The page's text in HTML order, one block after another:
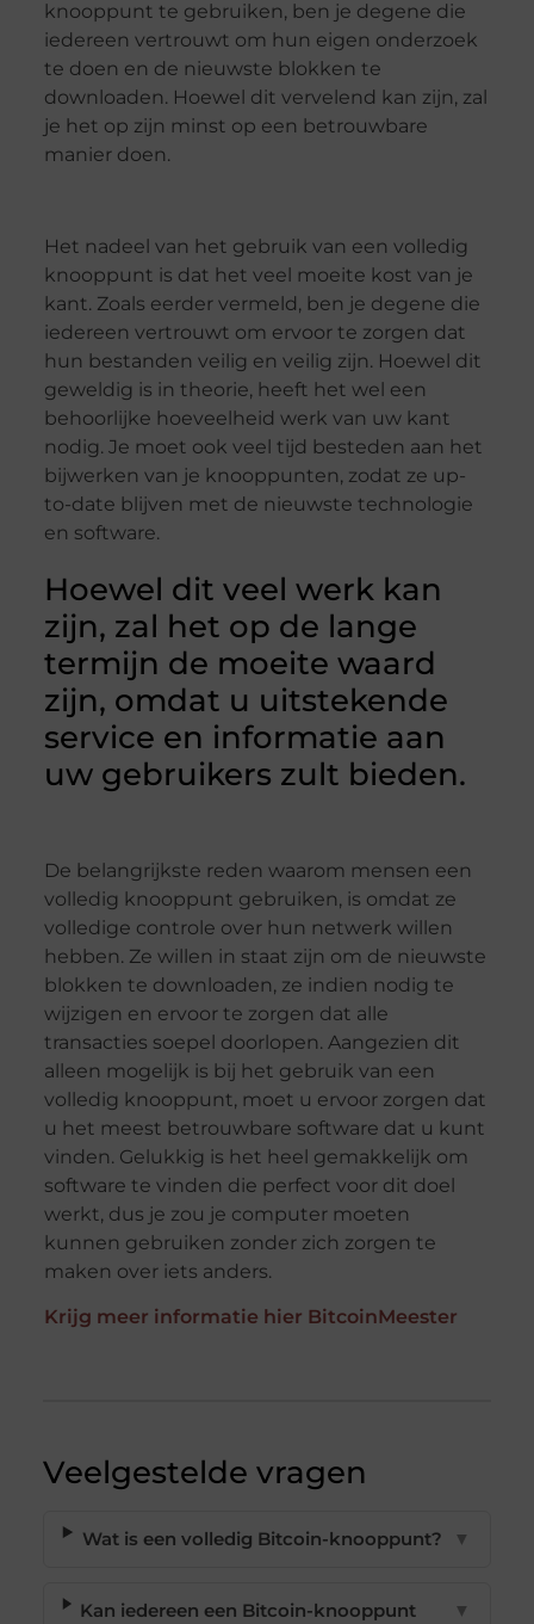
knooppunt te gebruiken, ben je degene die
iedereen vertrouwt om hun eigen onderzoek
te doen en de nieuwste blokken te
downloaden. Hoewel dit vervelend kan zijn, zal
je het op zijn minst op een betrouwbare
manier doen.
Het nadeel van het gebruik van een volledig
knooppunt is dat het veel moeite kost van je
kant. Zoals eerder vermeld, ben je degene die
iedereen vertrouwt om ervoor te zorgen dat
hun bestanden veilig en veilig zijn. Hoewel dit
geweldig is in theorie, heeft het wel een
behoorlijke hoeveelheid werk van uw kant
nodig. Je moet ook veel tijd besteden aan het
bijwerken van je knooppunten, zodat ze up-
to-date blijven met de nieuwste technologie
en software.
Hoewel dit veel werk kan
zijn, zal het op de lange
termijn de moeite waard
zijn, omdat u uitstekende
service en informatie aan
uw gebruikers zult bieden.
De belangrijkste reden waarom mensen een
volledig knooppunt gebruiken, is omdat ze
volledige controle over hun netwerk willen
hebben. Ze willen in staat zijn om de nieuwste
blokken te downloaden, ze indien nodig te
wijzigen en ervoor te zorgen dat alle
transacties soepel doorlopen. Aangezien dit
alleen mogelijk is bij het gebruik van een
volledig knooppunt, moet u ervoor zorgen dat
u het meest betrouwbare software dat u kunt
vinden. Gelukkig is het heel gemakkelijk om
software te vinden die perfect voor dit doel
werkt, dus je zou je computer moeten
kunnen gebruiken zonder zich zorgen te
maken over iets anders.
Krijg meer informatie hier BitcoinMeester
Veelgestelde vragen
Wat is een volledig Bitcoin-knooppunt? ▼
Kan iedereen een Bitcoin-knooppunt
▼